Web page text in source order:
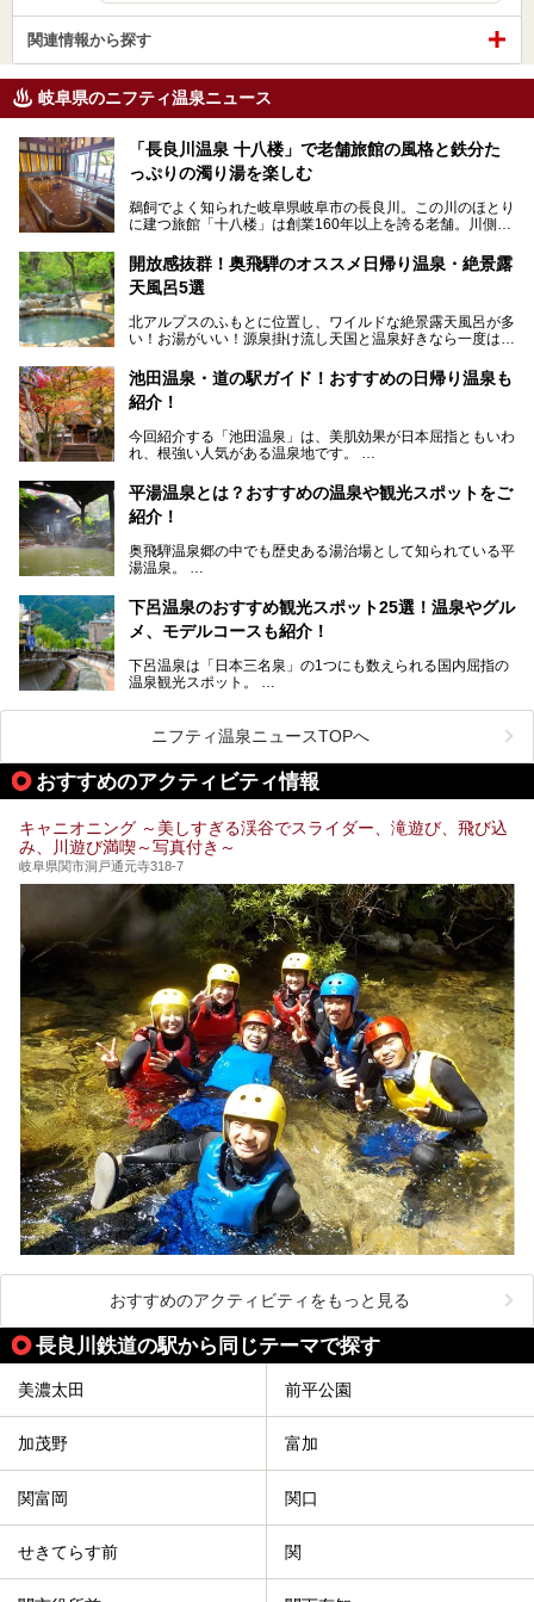
関連情報から探す
岐阜県のニフティ温泉ニュース
「長良川温泉 十八楼」で老舗旅館の風格と鉄分た
っぷりの濁り湯を楽しむ
鵜飼でよく知られた岐阜県岐阜市の長良川。この川のほとり
に建つ旅館「十八楼」は創業160年以上を誇る老舗。川側の
濁り湯で、地産地消にこだわった食事も定評があります。
そして大浴場は日帰り入浴もできるんですよ。泊まりでも日
岐阜の手仕事に触れる旅とともに楽しんでみてはいかがでし
ょう！
───
提供元：岐阜県【PR】
この記事は岐阜県のPR記事です。
開放感抜群！奥飛騨のオススメ日帰り温泉・絶景露
天風呂5選
北アルプスのふもとに位置し、ワイルドな絶景露天風呂が多
い！お湯がいい！源泉掛け流し天国と温泉好きなら一度は行
「平湯温泉」「福地温泉」「新平湯温泉」「栃尾温泉」「新
穂高温泉」と5つの温泉地を総称して奥飛騨温泉郷と呼びま
風呂を5ヶ所ご紹介したいと思います。いずれも素晴らしい
温泉ですよ！
池田温泉・道の駅ガイド！おすすめの日帰り温泉も
紹介！
今回紹介する「池田温泉」は、美肌効果が日本屈指ともいわ
れ、根強い人気がある温泉地です。
温泉旅として利用することができます。
池田温泉には道の駅があるなど、温泉、観光、買い物と、さ
そんな池田温泉の魅力を詳しく紹介していきます！
平湯温泉とは？おすすめの温泉や観光スポットをご
紹介！
奥飛騨温泉郷の中でも歴史ある湯治場として知られている平
湯温泉。
らの利用客も増え、ますます賑わいを見せています。そこで
今回は、平湯温泉の観光スポットとおすすめの温泉施設を紹
介します。気になる温泉をぜひチェックしてみてください。
下呂温泉のおすすめ観光スポット25選！温泉やグル
メ、モデルコースも紹介！
下呂温泉は「日本三名泉」の1つにも数えられる国内屈指の
温泉観光スポット。
のグルメを楽しんだり、周辺にある名所にも足を伸ばしたり
したいもの。
本記事では、下呂温泉エリアにあるおすすめの観光スポット
をご紹介するとともに散策する際のモデルコースもご提案。
下呂温泉観光をたっぷりとガイドします！
ニフティ温泉ニュースTOPへ
おすすめのアクティビティ情報
キャニオニング ～美しすぎる渓谷でスライダー、滝遊び、飛び込
み、川遊び満喫～写真付き～
岐阜県関市洞戸通元寺318-7
おすすめのアクティビティをもっと見る
長良川鉄道の駅から同じテーマで探す
美濃太田 前平公園
加茂野 富加
関富岡 関口
せきてらす前 関